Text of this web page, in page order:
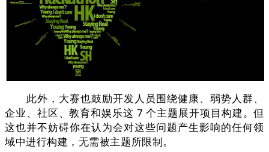
此外，大赛也鼓励开发人员围绕健康、弱势人群、
企业、社区、教育和娱乐这 7 个主题展开项目构建。但
这也并不妨碍你在认为会对这些问题产生影响的任何领
域中进行构建，无需被主题所限制。